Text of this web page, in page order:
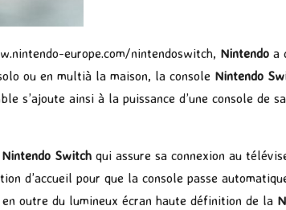
europe.com/nintendoswitch, Nintendo a
ou en multià la maison, la console Nintendo
s’ajoute ainsi à la puissance d’une console de
Nintendo Switch qui assure sa connexion au
d’accueil pour que la console passe
outre du lumineux écran haute définition de la